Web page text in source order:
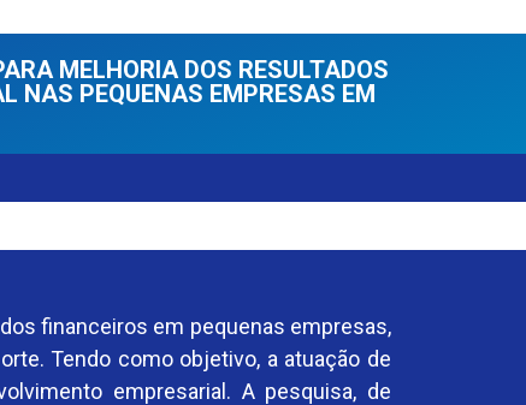
MELHORIA DOS RESULTADOS
NAS PEQUENAS EMPRESAS EM
financeiros em pequenas empresas,
Tendo como objetivo, a atuação de
empresarial. A pesquisa, de